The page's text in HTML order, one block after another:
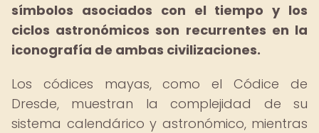
símbolos asociados con el tiempo y los
ciclos astronómicos son recurrentes en la
iconografía de ambas civilizaciones.
Los códices mayas, como el Códice de
Dresde, muestran la complejidad de su
sistema calendárico y astronómico, mientras